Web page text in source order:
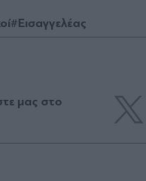
#Εισαγγελέας
μας στο